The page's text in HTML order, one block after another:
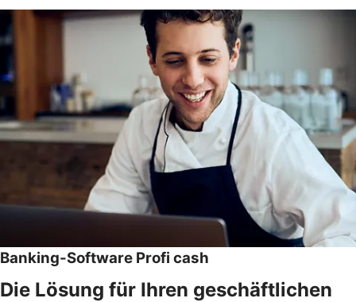
Banking-Software Profi cash
Die Lösung für Ihren geschäftlichen